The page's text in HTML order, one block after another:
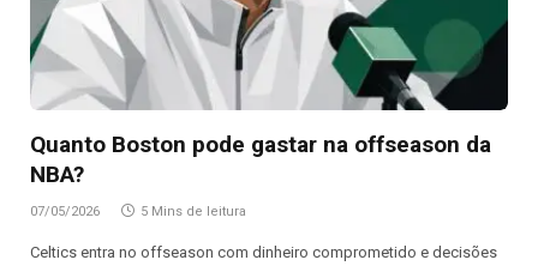
Quanto Boston pode gastar na offseason da
NBA?
07/05/2026 5 Mins de leitura
Celtics entra no offseason com dinheiro comprometido e decisões